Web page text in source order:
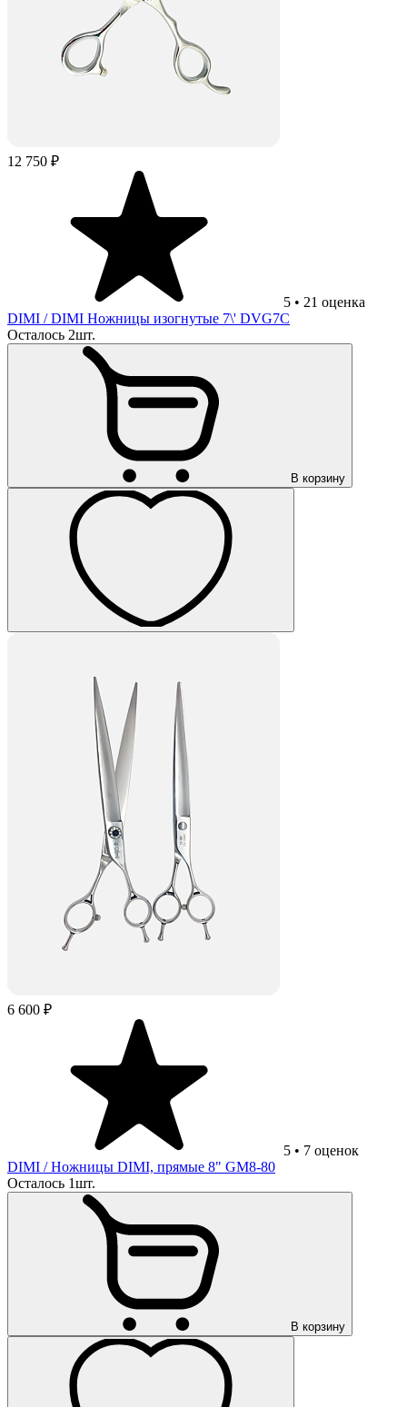
12 750 ₽
5 • 21 оценка
DIMI / DIMI Ножницы изогнутые 7\' DVG7C
Осталось 2шт.
В корзину
6 600 ₽
5 • 7 оценок
DIMI / Ножницы DIMI, прямые 8" GM8-80
Осталось 1шт.
В корзину